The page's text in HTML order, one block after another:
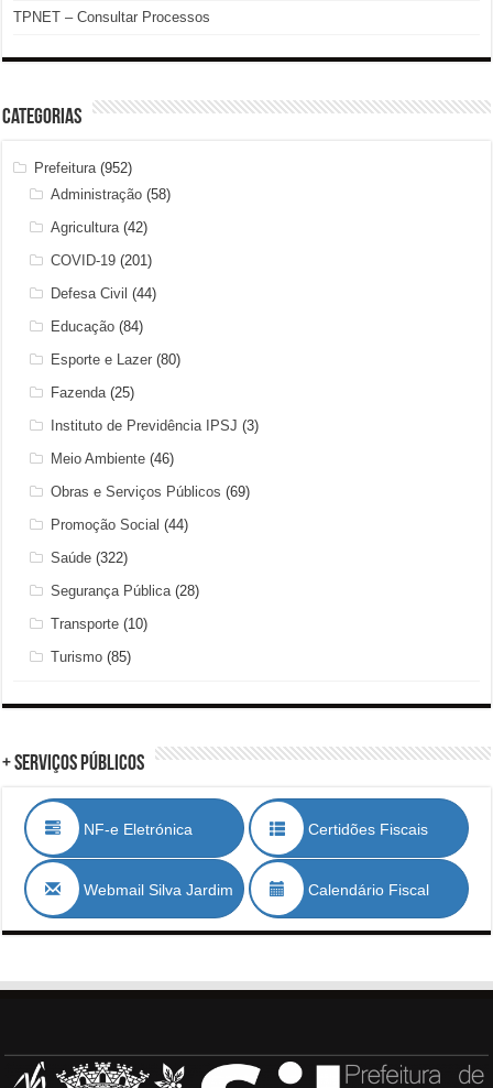
TPNET – Consultar Processos
Categorias
Prefeitura (952)
Administração (58)
Agricultura (42)
COVID-19 (201)
Defesa Civil (44)
Educação (84)
Esporte e Lazer (80)
Fazenda (25)
Instituto de Previdência IPSJ (3)
Meio Ambiente (46)
Obras e Serviços Públicos (69)
Promoção Social (44)
Saúde (322)
Segurança Pública (28)
Transporte (10)
Turismo (85)
+ Serviços Públicos
NF-e Eletrónica Certidões Fiscais
Webmail Silva Jardim Calendário Fiscal